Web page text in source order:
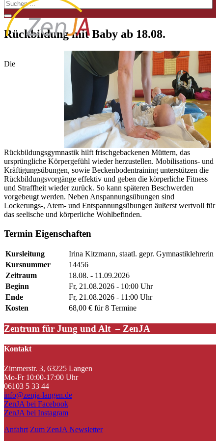
Rückbildung mit Baby ab 18.08.
Die
Rückbildungsgymnastik hilft frischgebackenen Müttern, das
ursprüngliche Körpergefühl wieder herzustellen. Mobilisations- und
Kräftigungsübungen, sowie Beckenbodentraining unterstützen die
Rückbildungsvorgänge effektiv und geben die körperliche Fitness
und Straffheit wieder zurück. So kann späteren Beschwerden
vorgebeugt werden. Neben Anspannungsübungen sind
Lockerungs-, Atem- und Entspannungsübungen äußerst wertvoll für
das seelische und körperliche Wohlbefinden.
Termin Eigenschaften
Kursleitung
Irina Kitzmann, staatl. gepr. Gymnastiklehrerin
Kursnummer
14456
Zeitraum
18.08. - 11.09.2026
Beginn
Fr, 21.08.2026 - 10:00 Uhr
Ende
Fr, 21.08.2026 - 11:00 Uhr
Kosten
68,00 € für 8 Termine
Zentrum für Jung und Alt – ZenJA
Kontakt
Zimmerstr. 3, 63225 Langen
Mo-Fr 10:00-17:00 Uhr
06103 5 33 44
info@zenja-langen.de
ZenJA bei Facebook
ZenJA bei Instagram
Anfahrt Zum ZenJA Newsletter